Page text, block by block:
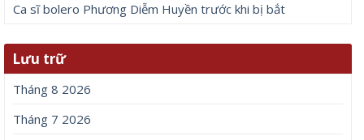
Ca sĩ bolero Phương Diễm Huyền trước khi bị bắt
Lưu trữ
Tháng 8 2026
Tháng 7 2026